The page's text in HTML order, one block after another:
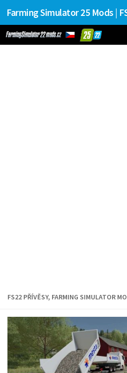
FS22 PŘÍVĚSY, FARMING SIMULATOR